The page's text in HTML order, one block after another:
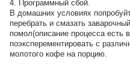
4. Программный сбой.
В домашних условиях
перебрать и смазать
помол(описание процесса есть
поэксперементировать с
молотого кофе на порцию.